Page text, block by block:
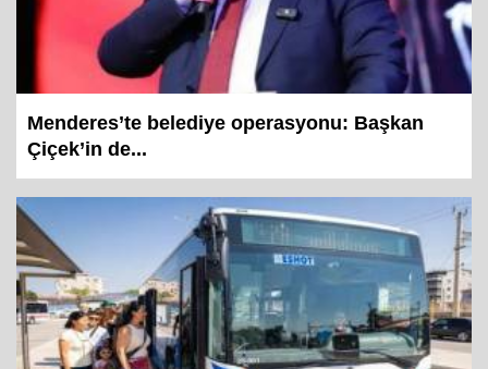
Menderes’te belediye operasyonu: Başkan
Çiçek’in de...